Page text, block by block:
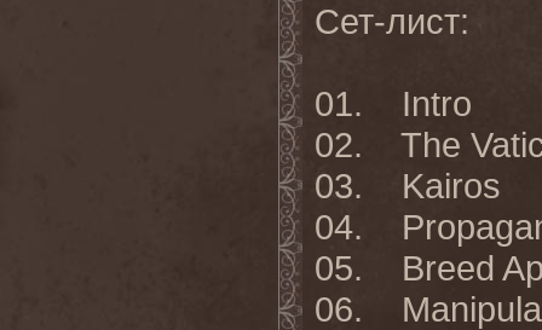
Сет-лист:
01. Intro
02. The
03. Kairos
04.
05. Breed
06.